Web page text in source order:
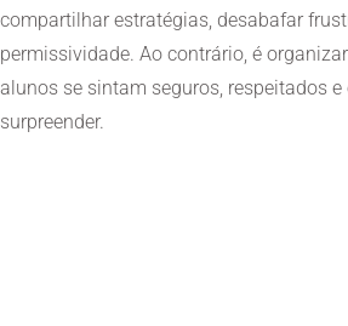
compartilhar estratégias, desabafar
permissividade. Ao contrário, é
alunos se sintam seguros, respeitados
surpreender.